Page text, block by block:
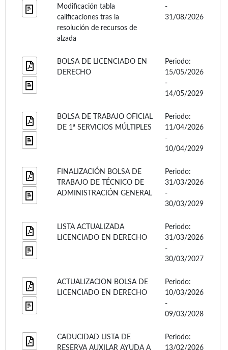
Modificación tabla
calificaciones tras la
resolución de recursos de
alzada
-
31/08/2026
BOLSA DE LICENCIADO EN
DERECHO
Periodo:
15/05/2026
-
14/05/2029
BOLSA DE TRABAJO OFICIAL
DE 1ª SERVICIOS MÚLTIPLES
Periodo:
11/04/2026
-
10/04/2029
FINALIZACIÓN BOLSA DE
TRABAJO DE TÉCNICO DE
ADMINISTRACIÓN GENERAL
Periodo:
31/03/2026
-
30/03/2029
LISTA ACTUALIZADA
LICENCIADO EN DERECHO
Periodo:
31/03/2026
-
30/03/2027
ACTUALIZACION BOLSA DE
LICENCIADO EN DERECHO
Periodo:
10/03/2026
-
09/03/2028
CADUCIDAD LISTA DE
RESERVA AUXILAR AYUDA A
Periodo:
13/02/2026